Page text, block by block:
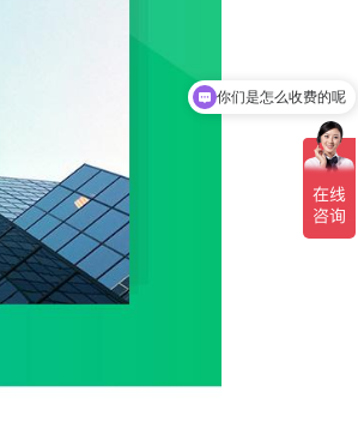
你们是怎么收费的呢